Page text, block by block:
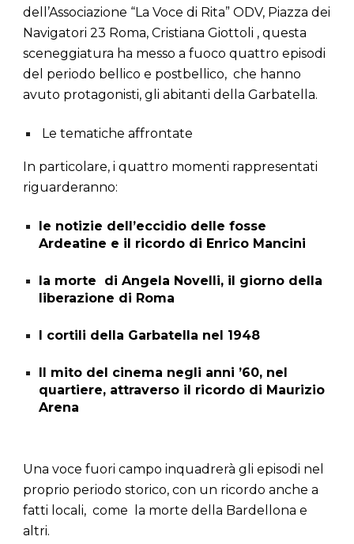
dell’Associazione “La Voce di Rita” ODV, Piazza dei
Navigatori 23 Roma, Cristiana Giottoli , questa
sceneggiatura ha messo a fuoco quattro episodi
del periodo bellico e postbellico, che hanno
avuto protagonisti, gli abitanti della Garbatella.
Le tematiche affrontate
In particolare, i quattro momenti rappresentati
riguarderanno:
le notizie dell’eccidio delle fosse
Ardeatine e il ricordo di Enrico Mancini
la morte di Angela Novelli, il giorno della
liberazione di Roma
I cortili della Garbatella nel 1948
Il mito del cinema negli anni ’60, nel
quartiere, attraverso il ricordo di Maurizio
Arena
Una voce fuori campo inquadrerà gli episodi nel
proprio periodo storico, con un ricordo anche a
fatti locali, come la morte della Bardellona e
altri.